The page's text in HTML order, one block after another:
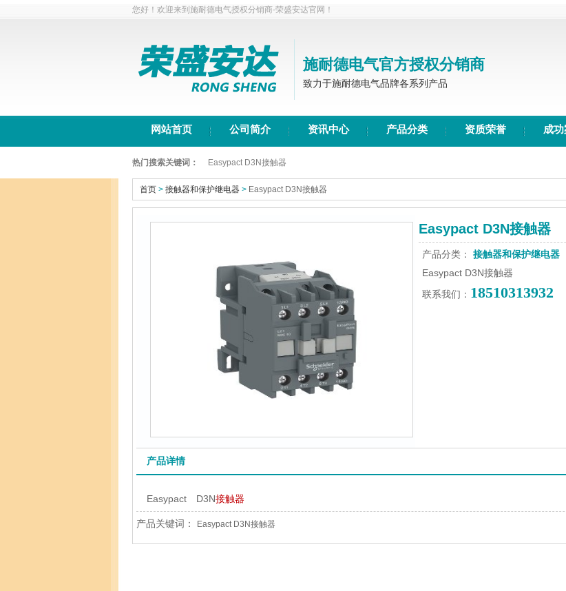
您好！欢迎来到施耐德电气授权分销商-荣盛安达官网！
施耐德电气官方授权分销商
致力于施耐德电气品牌各系列产品
网站首页 公司简介 资讯中心 产品分类 资质荣誉 成功
热门搜索关键词： Easypact D3N接触器
首页 > 接触器和保护继电器 > Easypact D3N接触器
Easypact D3N接触器
产品分类： 接触器和保护继电器
Easypact D3N接触器
联系我们： 18510313932
产品详情
Easypact D3N接触器
产品关键词： Easypact D3N接触器